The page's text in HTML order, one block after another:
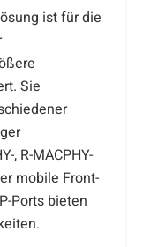
ist für die
Sie
, R-MACPHY-
mobile Front-
Ports bieten